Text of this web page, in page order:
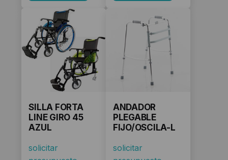
SILLA FORTA
LINE GIRO 45
AZUL
solicitar
ANDADOR
PLEGABLE
FIJO/OSCILA-L
solicitar